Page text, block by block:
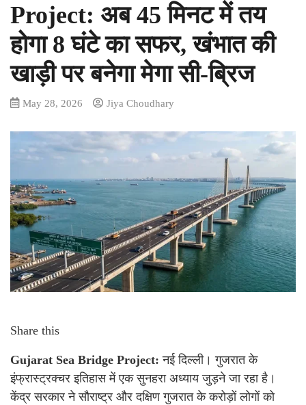
Project: अब 45 मिनट में तय
होगा 8 घंटे का सफर, खंभात की
खाड़ी पर बनेगा मेगा सी-ब्रिज
May 28, 2026 Jiya Choudhary
Share this
Gujarat Sea Bridge Project: नई दिल्ली। गुजरात के
इंफ्रास्ट्रक्चर इतिहास में एक सुनहरा अध्याय जुड़ने जा रहा है।
केंद्र सरकार ने सौराष्ट्र और दक्षिण गुजरात के करोड़ों लोगों को